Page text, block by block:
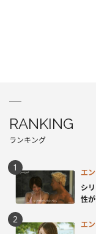
RANKING
ランキング
エ
シ
性
エ